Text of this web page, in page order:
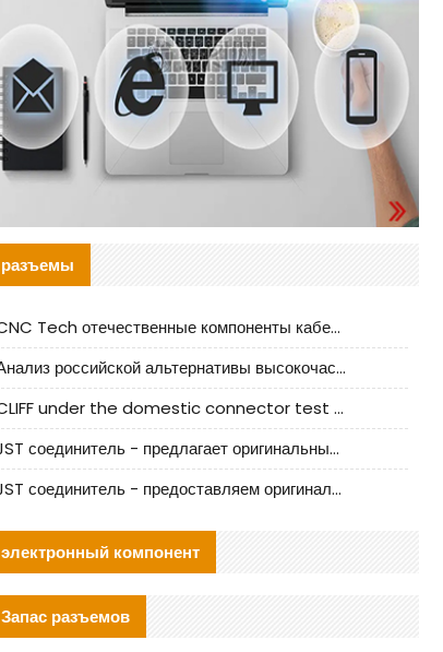
разъемы
CNC Tech отечественные компоненты кабельной арматуры оценка и руководство по производственному внедрению
Анализ российской альтернативы высокочастотных кабельных колодцев I-PEX
CLIFF under the domestic connector test standard update
JST соединитель - предлагает оригинальные и заменяющие JST NSHR-02V-S соединители
JST соединитель - предоставляем оригинальные JST GHR-09V-S соединители и их аналоги
электронный компонент
Запас разъемов